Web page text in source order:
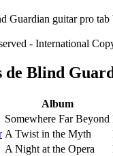
- International
de Blind
Album
Somewhere Far Beyond
A Twist in the Myth
A Night at the Opera